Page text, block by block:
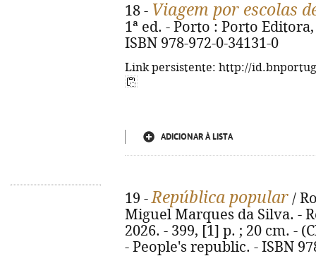
18 - Viagem por escolas
1ª ed. - Porto : Porto
ISBN 978-972-0-34131-0
Link persistente: http://
ADICIONAR À LISTA
19 -República popular /
Miguel Marques da Silva. -
2026. - 399, [1] p. ; 20 cm. -
- People's republic. - ISBN